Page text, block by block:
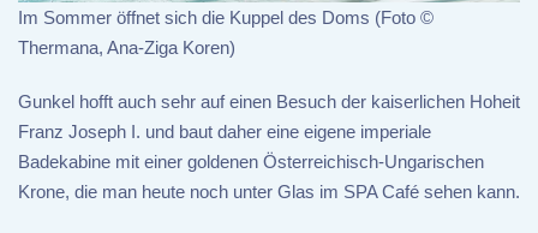
Im Sommer öffnet sich die Kuppel des Doms (Foto ©
Thermana, Ana-Ziga Koren)
Gunkel hofft auch sehr auf einen Besuch der kaiserlichen Hoheit
Franz Joseph I. und baut daher eine eigene imperiale
Badekabine mit einer goldenen Österreichisch-Ungarischen
Krone, die man heute noch unter Glas im SPA Café sehen kann.